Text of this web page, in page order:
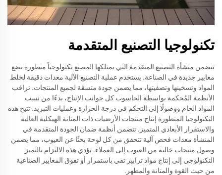
تكنولوجيا التصنيع المتقدمة
تتضمن منشأة التصنيع المتقدمة التي يمتلكها المصنع تكنولوجياً متطورة تضع
معايير جديدة في الصناعة. يستخدم عملية التصنيع الآلية معدات دقيقة لخلط
المواد وتسخينها وتصفيتها، مما يضمن جودة متسقة لجميع المنتجات. تراقب
الأنظمة المُحكمة بواسطة الحاسوب كل جوانب الإنتاج، بدءًا من نسب
المواد الخام ووصولًا إلى التحكم في درجة الحرارة وعمليات التبريد. تتيح هذه
التكنولوجيا المتطورة إنتاج منتجات الأرضيات ذات المتانة الهيكلية العالية
والاستقرار الأبعادي المتميز. تتضمن أنظمة ضمان الجودة المتقدمة في
المنشأة معدات فحص آلية تتحقق من كل لوحة بحثًا عن العيوب، مما يضمن
وصول منتجات خالية من العيوب إلى العملاء. تؤدي هذه الالتزام بالتميز
التكنولوجي إلى إنتاج مواد ترابيز تفي باستمرار أو تفوق المعايير الصناعية
من حيث القوة والمتانة والمظهر.